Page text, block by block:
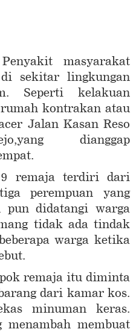
masyarakat
sekitar lingkungan
Seperti kelakuan
kontrakan atau
Jalan Kasan Reso
dianggap
9 remaja terdiri dari
perempuan yang
pun didatangi warga
tidak ada tindak
warga ketika
remaja itu diminta
dari kamar kos.
minuman keras.
membuat